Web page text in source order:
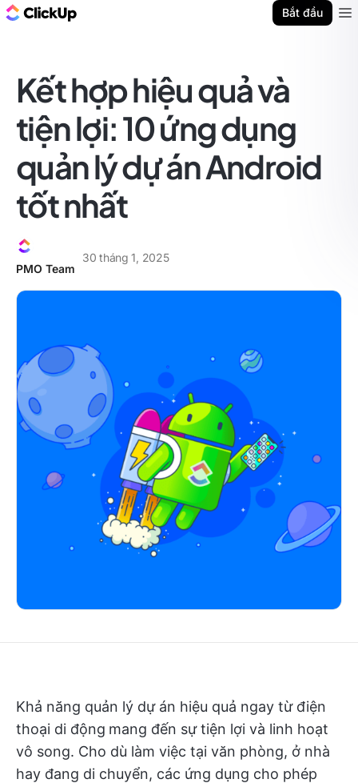
Bắt đầu
Kết hợp hiệu quả và
tiện lợi: 10 ứng dụng
quản lý dự án Android
tốt nhất
PMO Team
30 tháng 1, 2025
Khả năng quản lý dự án hiệu quả ngay từ điện
thoại di động mang đến sự tiện lợi và linh hoạt
vô song. Cho dù làm việc tại văn phòng, ở nhà
hay đang di chuyển, các ứng dụng cho phép